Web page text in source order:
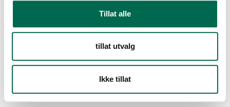
Tillat alle
tillat utvalg
Ikke tillat